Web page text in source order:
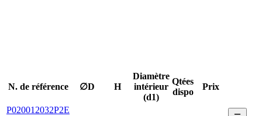
N. de référence ∅D H
Diamètre
intérieur
(d1)
Qtées
dispo
Prix
P020012032P2E